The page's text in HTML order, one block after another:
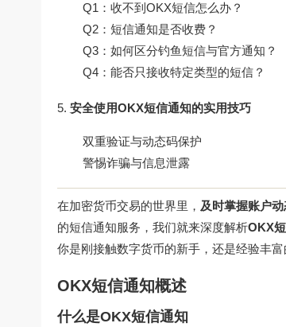
Q1：收不到OKX短信怎么办？
Q2：短信通知是否收费？
Q3：如何区分钓鱼短信与官方通知？
Q4：能否只接收特定类型的短信？
安全使用OKX短信通知的实用技巧
双重验证与动态码保护
警惕诈骗与信息泄露
在加密货币交易的世界里， 及时掌握账户动
的短信通知服务，我们就来深度解析OKX
你是刚接触数字货币的新手，还是经验丰
OKX短信通知概述
什么是OKX短信通知